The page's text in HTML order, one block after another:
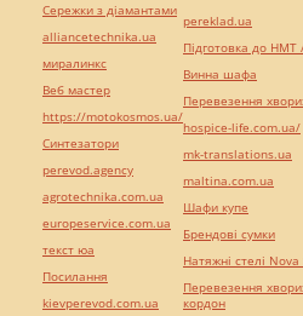
Сережки з діамантами
alliancetechnika.ua
миралинкс
Веб мастер
https://motokosmos.ua/
Синтезатори
perevod.agency
agrotechnika.com.ua
europeservice.com.ua
текст юа
Посилання
kievperevod.com.ua
pereklad.ua
Підготовка до
Винна шафа
Перевезення
hospice-life.com.ua/
mk-translations.ua
maltina.com.ua
Шафи купе
Брендові сумки
Натяжні стелі
Перевезення
кордон